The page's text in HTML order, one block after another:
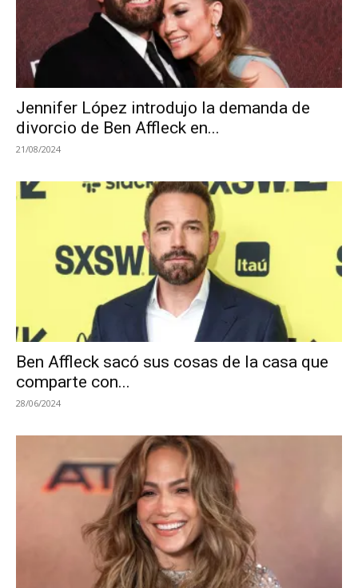
Jennifer López introdujo la demanda de
divorcio de Ben Affleck en...
21/08/2024
Ben Affleck sacó sus cosas de la casa que
comparte con...
28/06/2024